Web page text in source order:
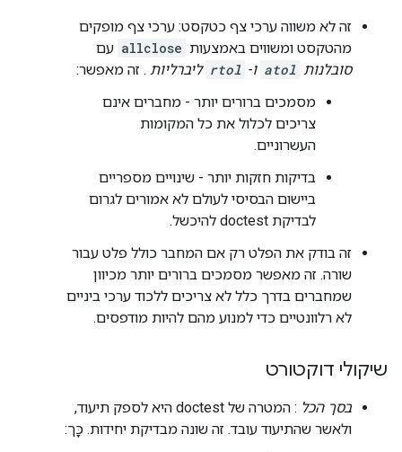
זה לא משווה ערכי צף כטקסט: ערכי צף מופקים
מהטקסט ומשווים באמצעות allclose עם
סובלנות atol ו- rtol ליברליות . זה מאפשר:
מסמכים ברורים יותר - מחברים אינם
צריכים לכלול את כל המקומות
העשרוניים.
בדיקות חזקות יותר - שינויים מספריים
ביישום הבסיסי לעולם לא אמורים לגרום
לבדיקת doctest להיכשל.
זה בודק את הפלט רק אם המחבר כולל פלט עבור
שורה. זה מאפשר מסמכים ברורים יותר מכיוון
שמחברים בדרך כלל לא צריכים ללכוד ערכי ביניים
לא רלוונטיים כדי למנוע מהם להיות מודפסים.
שיקולי דוקטורט
בסך הכל
: המטרה של doctest היא לספק תיעוד,
ולאשר שהתיעוד עובד. זה שונה מבדיקת יחידות. כָּך: